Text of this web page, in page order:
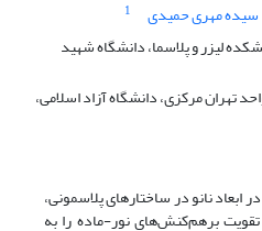
سیده مهری حمیدی
1
لیزر و پلاسما، دانشگاه شهید
تهران مرکزی، دانشگاه آزاد اسلامی،
ابعاد نانو در ساختارهای پلاسمونی،
برهم‌کنش‌های نور-ماده را به